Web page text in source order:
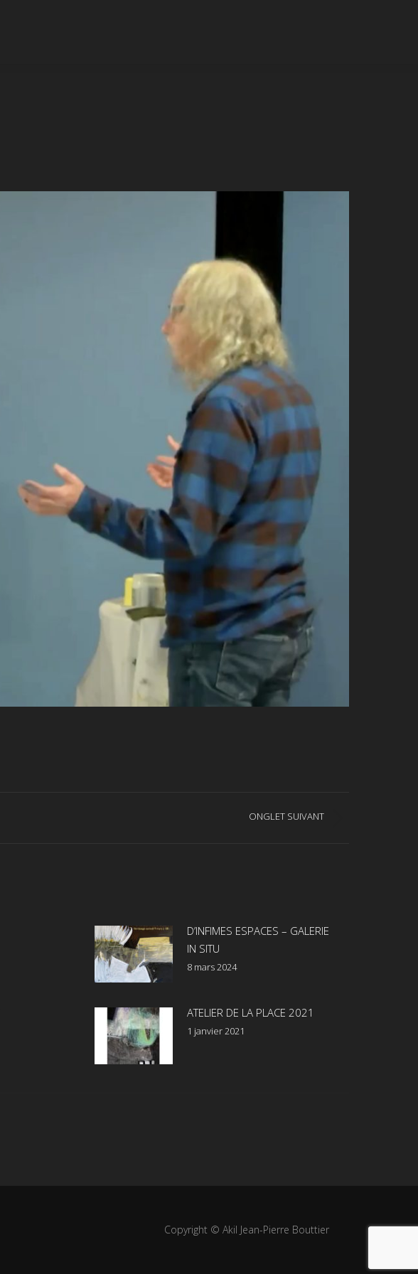
ONGLET SUIVANT
D’INFIMES ESPACES – GALERIE
IN SITU
8 mars 2024
ATELIER DE LA PLACE 2021
1 janvier 2021
Copyright © Akil Jean-Pierre Bouttier